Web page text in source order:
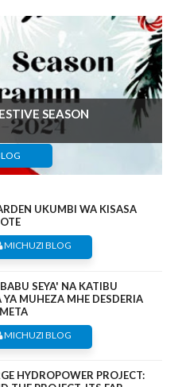
SEASON
UKUMBI WA KISASA
MICHUZI BLOG
SEYA' NA KATIBU
MUHEZA MHE DESDERIA
MICHUZI BLOG
HYDROPOWER PROJECT: